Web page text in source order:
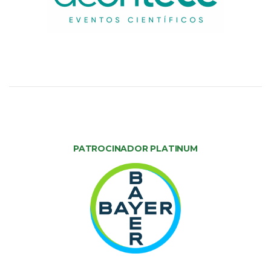
PATROCINADOR PLATINUM